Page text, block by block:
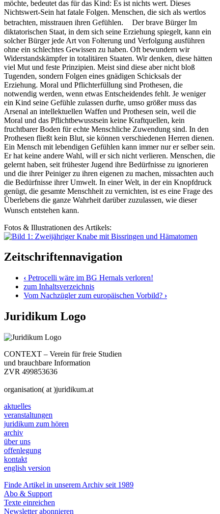
möchte, bedeutet das für das Kind: Es ist nichts wert. Dieses
Nichtswert-Sein hat fatale Folgen. Menschen, die sich als wertlos
betrachten, misstrauen ihren Gefühlen. Der brave Bürger Im
diktatorischen Staat, in dem sich seine Erziehung spiegelt, kann ein
solcher Bürger jede Art von Folterung und Verfolgung ausführen
ohne ein schlechtes Gewissen zu haben. Oft bewundern wir
Widerstandskämpfer in totalitären Staaten. Wir denken, diese hätten
viel Mut und feste Prinzipien. Meist sind diese aber nicht bloß
Tugenden, sondern Folgen eines gnädigen Schicksals der
Erziehung. Moral und Pflichterfüllung sind Prothesen, die
notwendig werden, wenn etwas Entscheidendes fehlt. Je weniger
ein Kind seine Gefühle zulassen durfte, umso größer muss das
Arsenal an intellektuellen Waffen und Prothesen sein, weil die
Moral und das Pflichtbewusstsein keine Kraftquellen, kein
fruchtbarer Boden für echte Menschliche Zuwendung sind. In den
Prothesen fließt kein Blut, sie können verschiedenen Herren dienen.
Ein Mensch mit lebendigen Gefühlen kann immer nur er selber sein.
Er hat keine andere Wahl, will er sich nicht verlieren. Menschen, die
gelernt haben, seit frühester Jugend ihre Bedürfnisse zu ignorieren
und die ihrer Peiniger zu ihren eigenen zu machen, missachten auch
die Bedürfnisse ihrer Umwelt. In einer Welt, in der ein Knopfdruck
genügt, die gesamte Menschheit zu vernichten, ist es eine Frage des
Überlebens die ganze Wahrheit darüber zuzulassen, wie dieser
Wunsch entstehen kann.
Fotos & Illustrationen des Artikels:
Zeitschriftennavigation
‹ Petrocelli wäre im BG Hernals verloren!
zum Inhaltsverzeichnis
Vom Nachzügler zum europäischen Vorbild? ›
Juridikum Logo
CONTEXT – Verein für freie Studien
und brauchbare Information
ZVR 499853636
organisation( at )juridikum.at
aktuelles
veranstaltungen
juridikum zum hören
archiv
über uns
offenlegung
kontakt
english version
Finde Artikel in unserem Archiv seit 1989
Abo & Support
Texte einreichen
Newsletter abonnieren